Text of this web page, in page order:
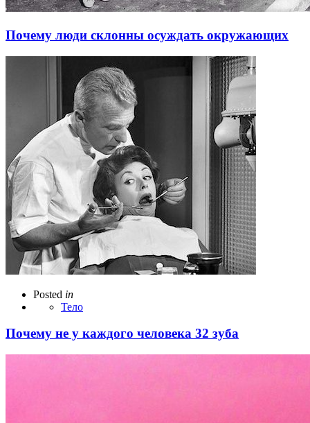
Почему люди склонны осуждать окружающих
Posted in
Тело
Почему не у каждого человека 32 зуба